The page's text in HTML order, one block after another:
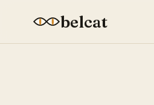
belcat